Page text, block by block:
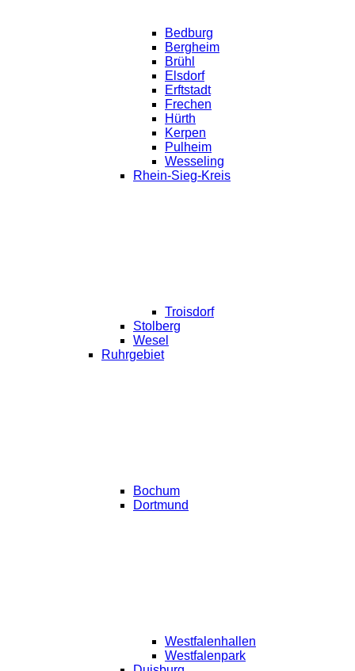
Bedburg
Bergheim
Brühl
Elsdorf
Erftstadt
Frechen
Hürth
Kerpen
Pulheim
Wesseling
Rhein-Sieg-Kreis
Troisdorf
Stolberg
Wesel
Ruhrgebiet
Bochum
Dortmund
Westfalenhallen
Westfalenpark